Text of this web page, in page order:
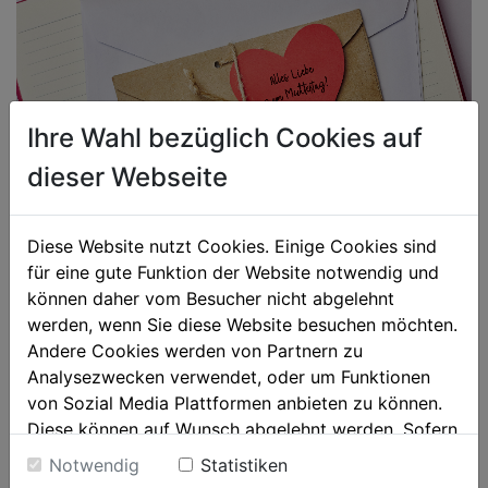
Muttertag in Zeiten von Corona
Am Sonntag, den 10. Mai ist Muttertag. Die
Gelegenheit im Jahr, um sich...

CATEGORY
AUS DER INNUNG
1. MAI 2020
Ihre Wahl bezüglich Cookies auf
dieser Webseite
Diese Website nutzt Cookies. Einige Cookies sind
für eine gute Funktion der Website notwendig und
können daher vom Besucher nicht abgelehnt
werden, wenn Sie diese Website besuchen möchten.
Andere Cookies werden von Partnern zu
Analysezwecken verwendet, oder um Funktionen
von Sozial Media Plattformen anbieten zu können.
Diese können auf Wunsch abgelehnt werden. Sofern
sie unsere Webseite weiter nutzen, geben Sie
Einwilligung zu unseren Cookies.
Notwendig Statistiken